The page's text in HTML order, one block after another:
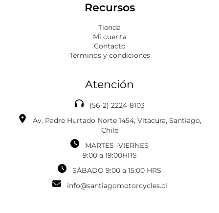
Recursos
Tienda
Mi cuenta
Contacto
Términos y condiciones
Atención
(56-2) 2224-8103
Av. Padre Hurtado Norte 1454, Vitacura, Santiago,
Chile
MARTES -VIERNES
‎‎‎9:00 a 19:00HRS
SÁBADO 9:00 a 15:00 HRS
info@santiagomotorcycles.cl